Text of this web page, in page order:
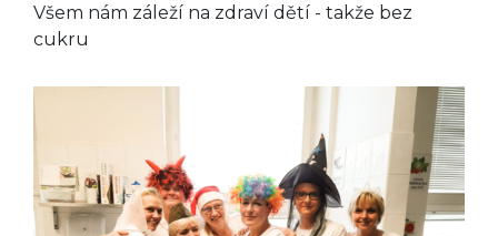
Všem nám záleží na zdraví dětí - takže bez
cukru